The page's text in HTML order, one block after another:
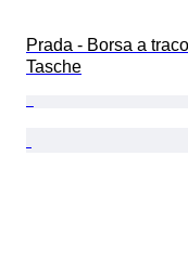
Prada - Borsa a
Tasche